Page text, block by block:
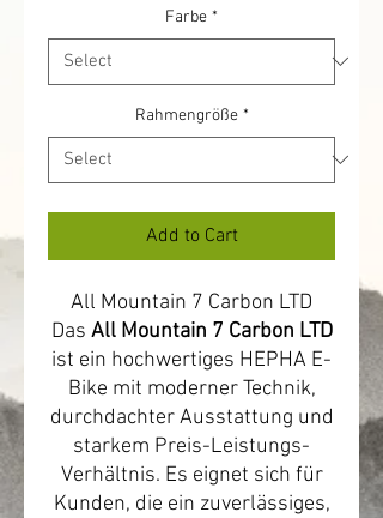
Farbe *
Rahmengröße *
Add to Cart
All Mountain 7 Carbon LTD
Das All Mountain 7 Carbon LTD
ist ein hochwertiges HEPHA E-
Bike mit moderner Technik,
durchdachter Ausstattung und
starkem Preis-Leistungs-
Verhältnis. Es eignet sich für
Kunden, die ein zuverlässiges,